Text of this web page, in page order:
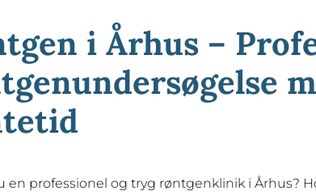
i Århus –
en professionel og tryg røntgenklinik i Århus?